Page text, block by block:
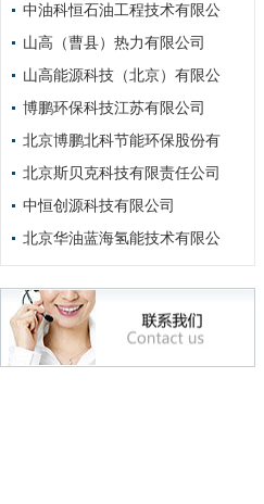
中油科恒石油工程技术有限公
山高（曹县）热力有限公司
山高能源科技（北京）有限公
博鹏环保科技江苏有限公司
北京博鹏北科节能环保股份有
北京斯贝克科技有限责任公司
中恒创源科技有限公司
北京华油蓝海氢能技术有限公